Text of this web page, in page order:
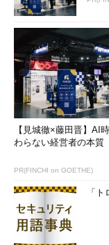
その時間枠なのかも
Inside Larry
Into a TV
この記事には、エリ
スリリングなスポー
も言及している。文
映像などを見ると、
【見城徹×藤田晋】AI
わらない経営者の本質
PR(FINCHI on GOETHE)
「